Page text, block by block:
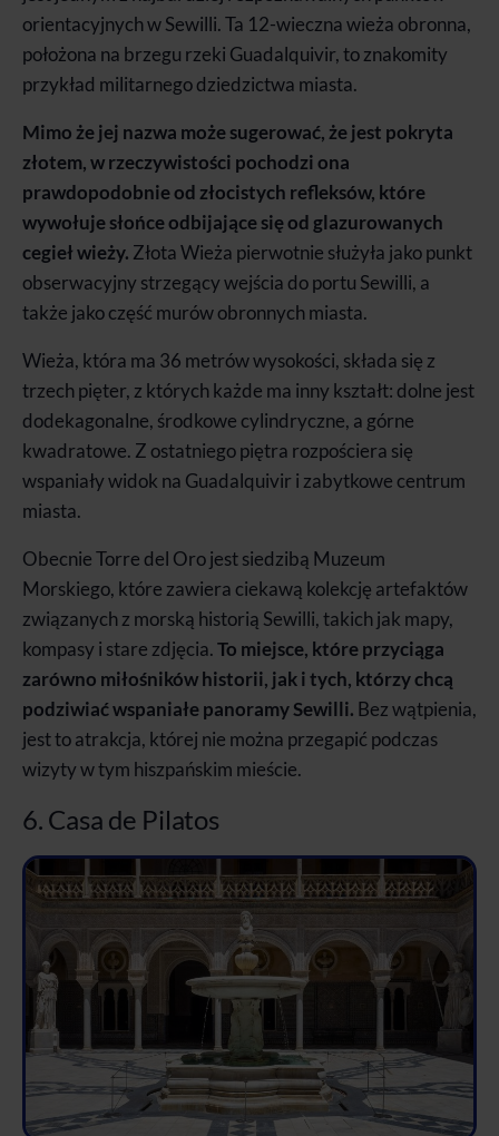
orientacyjnych w Sewilli. Ta 12-wieczna wieża obronna,
położona na brzegu rzeki Guadalquivir, to znakomity
przykład militarnego dziedzictwa miasta.
Mimo że jej nazwa może sugerować, że jest pokryta
złotem, w rzeczywistości pochodzi ona
prawdopodobnie od złocistych refleksów, które
wywołuje słońce odbijające się od glazurowanych
cegieł wieży. Złota Wieża pierwotnie służyła jako punkt
obserwacyjny strzegący wejścia do portu Sewilli, a
także jako część murów obronnych miasta.
Wieża, która ma 36 metrów wysokości, składa się z
trzech pięter, z których każde ma inny kształt: dolne jest
dodekagonalne, środkowe cylindryczne, a górne
kwadratowe. Z ostatniego piętra rozpościera się
wspaniały widok na Guadalquivir i zabytkowe centrum
miasta.
Obecnie Torre del Oro jest siedzibą Muzeum
Morskiego, które zawiera ciekawą kolekcję artefaktów
związanych z morską historią Sewilli, takich jak mapy,
kompasy i stare zdjęcia.To miejsce, które przyciąga
zarówno miłośników historii, jak i tych, którzy chcą
podziwiać wspaniałe panoramy Sewilli. Bez wątpienia,
jest to atrakcja, której nie można przegapić podczas
wizyty w tym hiszpańskim mieście.
6. Casa de Pilatos